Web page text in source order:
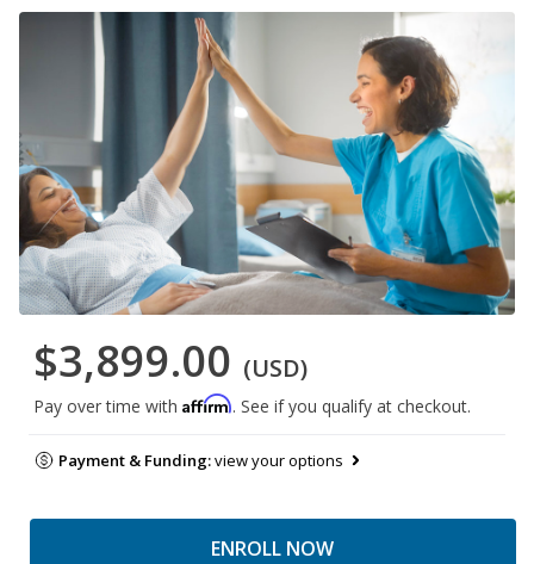
$3,899.00 (USD)
Pay over time with Affirm. See if you qualify at checkout.
Payment & Funding:view your options
ENROLL NOW